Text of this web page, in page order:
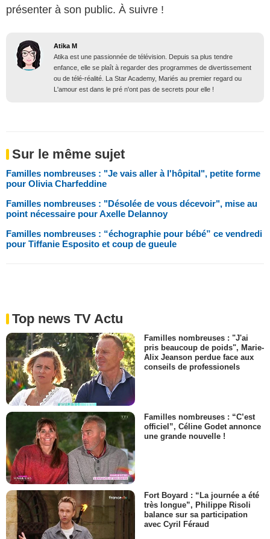
présenter à son public. À suivre !
Atika M
Atika est une passionnée de télévision. Depuis sa plus tendre
enfance, elle se plaît à regarder des programmes de divertissement
ou de télé-réalité. La Star Academy, Mariés au premier regard ou
L'amour est dans le pré n'ont pas de secrets pour elle !
Sur le même sujet
Familles nombreuses : "Je vais aller à l'hôpital", petite forme
pour Olivia Charfeddine
Familles nombreuses : "Désolée de vous décevoir", mise au
point nécessaire pour Axelle Delannoy
Familles nombreuses : “échographie pour bébé” ce vendredi
pour Tiffanie Esposito et coup de gueule
Top news TV Actu
Familles nombreuses : "J'ai
pris beaucoup de poids", Marie-
Alix Jeanson perdue face aux
conseils de professionels
Familles nombreuses : “C’est
officiel”, Céline Godet annonce
une grande nouvelle !
Fort Boyard : “La journée a été
très longue”, Philippe Risoli
balance sur sa participation
avec Cyril Féraud